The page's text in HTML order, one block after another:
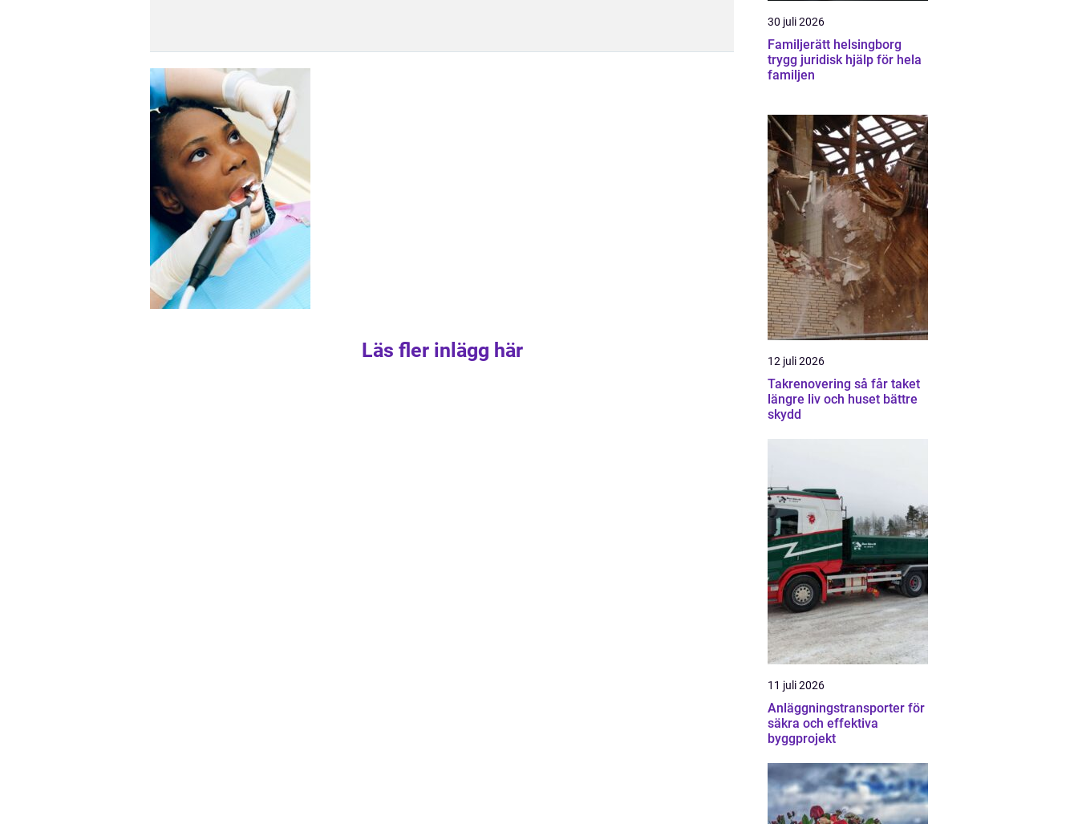
Läs fler inlägg här
30 juli 2026
Familjerätt helsingborg
trygg juridisk hjälp för hela
familjen
12 juli 2026
Takrenovering så får taket
längre liv och huset bättre
skydd
11 juli 2026
Anläggningstransporter för
säkra och effektiva
byggprojekt